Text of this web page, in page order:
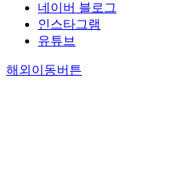
네이버 블로그
인스타그램
유튜브
해외이동버튼